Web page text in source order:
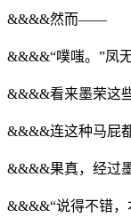
&&&&然而——
&&&&“噗嗤。”凤
&&&&看来墨荣这
&&&&连这种马屁
&&&&果真，经过
&&&&“说得不错，